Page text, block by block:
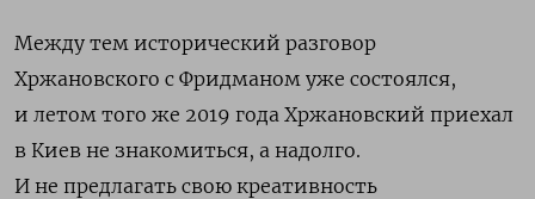
Между тем исторический разговор
Хржановского с Фридманом уже состоялся,
и летом того же 2019 года Хржановский приехал
в Киев не знакомиться, а надолго.
И не предлагать свою креативность